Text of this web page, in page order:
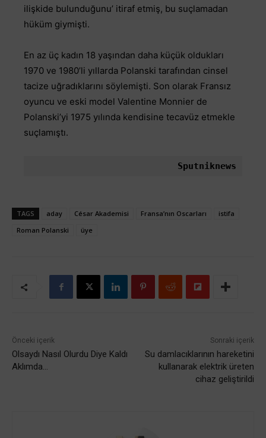
ilişkide bulunduğunu’ itiraf etmiş, bu suçlamadan
hüküm giymişti.
En az üç kadın 18 yaşından daha küçük oldukları
1970 ve 1980’li yıllarda Polanski tarafından cinsel
tacize uğradıklarını söylemişti. Son olarak Fransız
oyuncu ve eski model Valentine Monnier de
Polanski’yi 1975 yılında kendisine tecavüz etmekle
suçlamıştı.
Sputniknews
TAGS aday César Akademisi Fransa’nın Oscarları
istifa
Roman Polanski
üye
Önceki içerik
Olsaydı Nasıl Olurdu Diye Kaldı
Aklımda…
Sonraki içerik
Su damlacıklarının hareketini
kullanarak elektrik üreten
cihaz geliştirildi